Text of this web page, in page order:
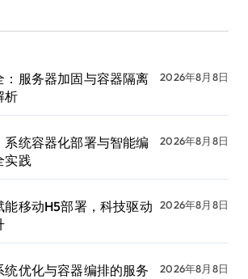
：服务器加固与容器隔离
析
2026年8月8日
系统容器化部署与智能编
实践
2026年8月8日
能移动H5部署，科技驱动
2026年8月8日
统优化与容器编排的服务 2026年8月8日